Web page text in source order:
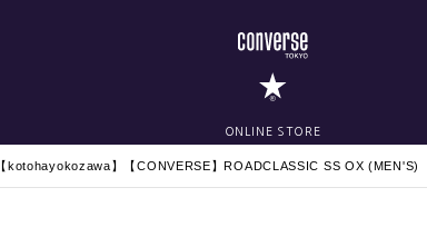
ONLINE STORE
【kotohayokozawa】【CONVERSE】ROADCLASSIC SS OX (MEN'S)